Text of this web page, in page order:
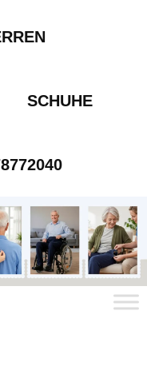
SCHUHE